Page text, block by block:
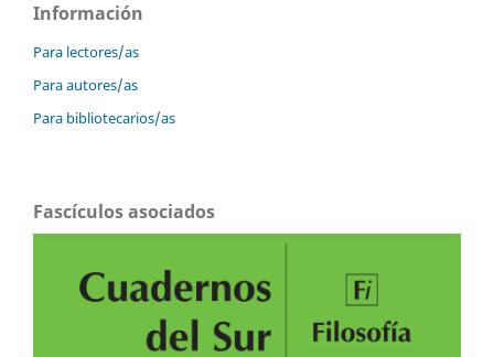
Información
Para lectores/as
Para autores/as
Para bibliotecarios/as
Fascículos asociados